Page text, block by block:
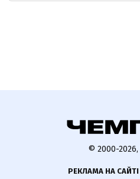
© 2000-
РЕКЛАМА НА САЙТІ